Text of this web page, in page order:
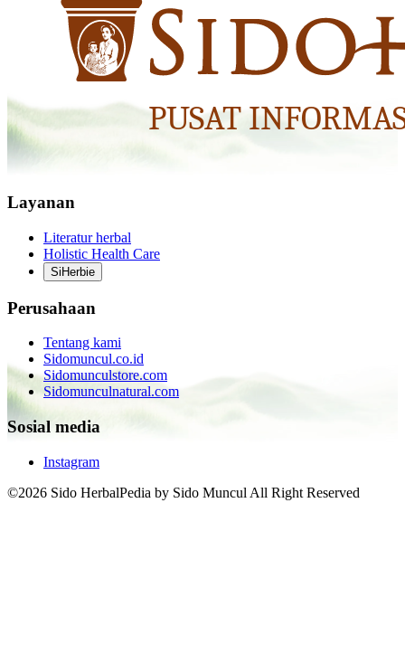
Layanan
Literatur herbal
Holistic Health Care
SiHerbie
Perusahaan
Tentang kami
Sidomuncul.co.id
Sidomunculstore.com
Sidomunculnatural.com
Sosial media
Instagram
©2026 Sido HerbalPedia by Sido Muncul All Right Reserved